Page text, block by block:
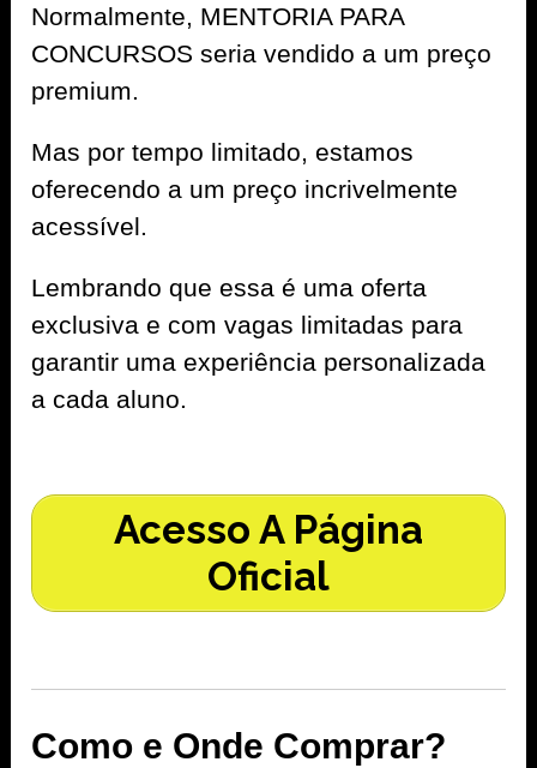
Normalmente, MENTORIA PARA
CONCURSOS seria vendido a um preço
premium.
Mas por tempo limitado, estamos
oferecendo a um preço incrivelmente
acessível.
Lembrando que essa é uma oferta
exclusiva e com vagas limitadas para
garantir uma experiência personalizada
a cada aluno.
Acesso A Página
Oficial
Como e Onde Comprar?